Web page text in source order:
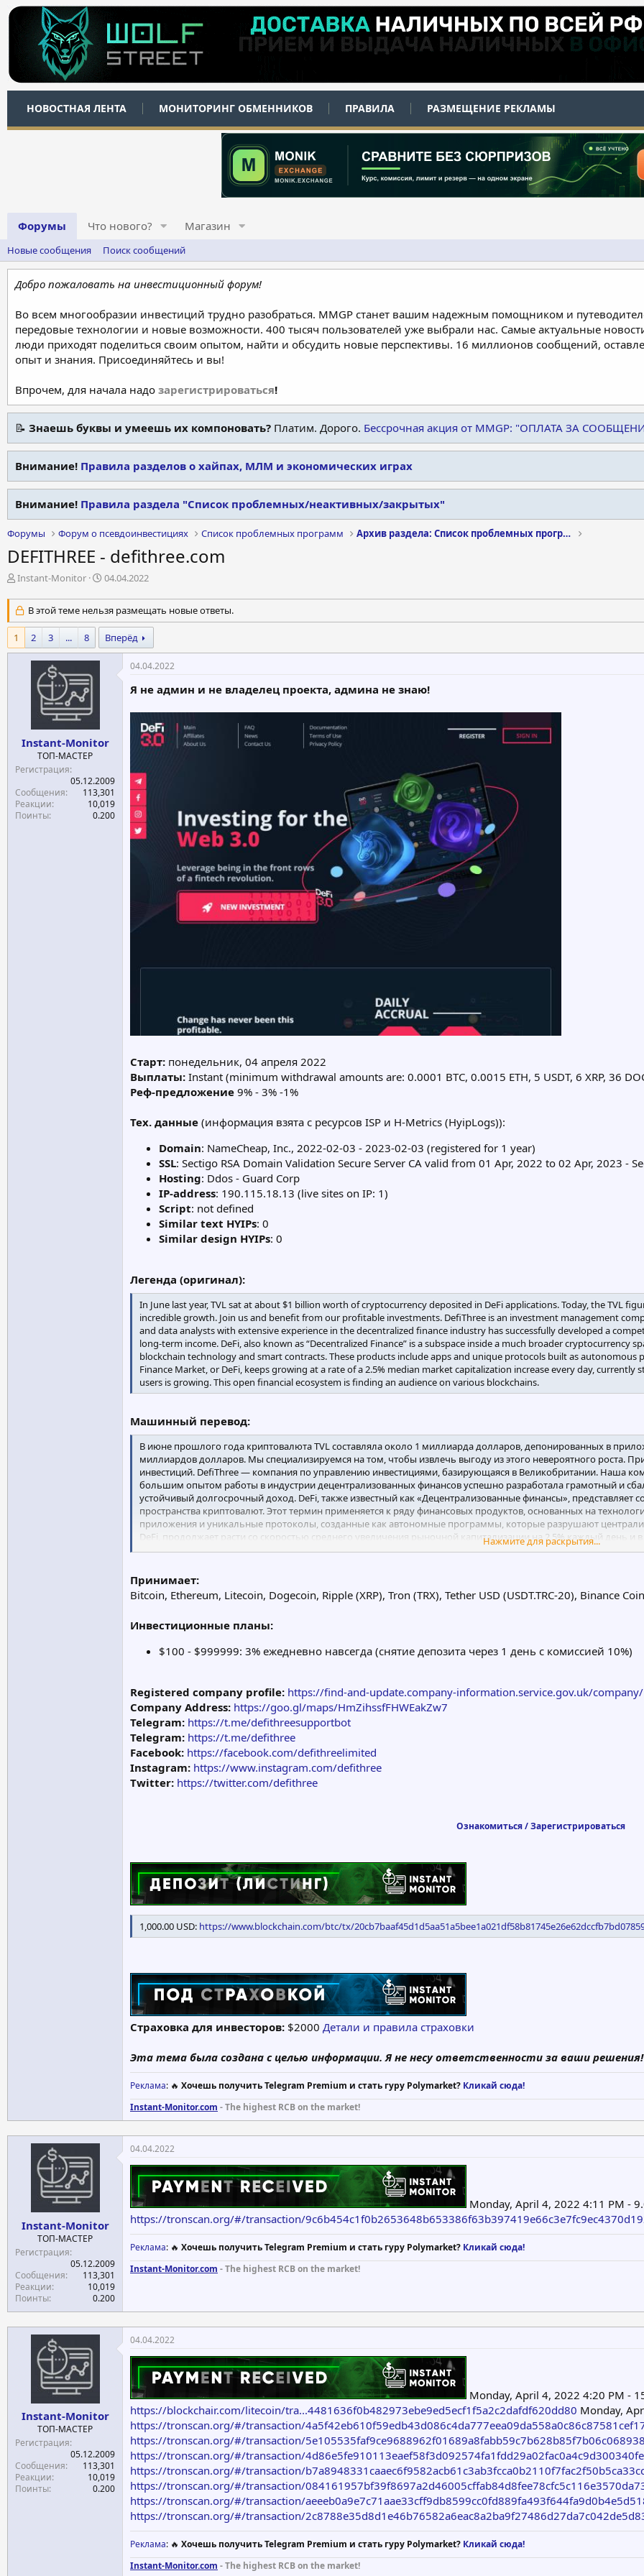
НОВОСТНАЯ ЛЕНТА МОНИТОРИНГ ОБМЕННИКОВ ПРАВИЛА РАЗМЕЩЕНИЕ РЕКЛАМЫ
Форумы Что нового? Магазин
Новые сообщения Поиск сообщений
Добро пожаловать на инвестиционный форум!
Во всем многообразии инвестиций трудно разобраться. MMGP станет вашим надежным помощником и
передовые технологии и новые возможности. 400 тысяч пользователей уже выбрали нас. Самые актуальные
люди приходят поделиться своим опытом, найти и обсудить новые перспективы. 16 миллионов сообщений,
опыт и знания. Присоединяйтесь и вы!
Впрочем, для начала надо зарегистрироваться!
📝 Знаешь буквы и умеешь их компоновать? Платим. Дорого. Бессрочная акция от MMGP: "ОПЛАТА ЗА
Внимание! Правила разделов о хайпах, МЛМ и экономических играх
Внимание! Правила раздела "Список проблемных/неактивных/закрытых"
Форумы Форум о псевдоинвестициях Список проблемных программ Архив раздела: Список проблемных программ
DEFITHREE - defithree.com
А
т
о
р
т
е
Instant-Monitor
Д
т
а
н
а
ч
04.04.2022
В этой теме нельзя размещать новые ответы.
1 2 3 ... 8 Вперёд
Instant-Monitor
ТОП-МАСТЕР
Регистрация
05.12.2009
Сообщения
113,301
Реакции
10,019
Поинты
0.200
04.04.2022
Я не админ и не владелец проекта, админа не знаю!
Старт: понедельник, 04 апреля 2022
Выплаты: Instant (minimum withdrawal amounts are: 0.0001 BTC, 0.0015 ETH, 5 USDT, 6 XRP, 36
Реф-предложение 9% - 3% -1%
Тех. данные (информация взята с ресурсов ISP и H-Metrics (HyipLogs)):
Domain: NameCheap, Inc., 2022-02-03 - 2023-02-03 (registered for 1 year)
SSL: Sectigo RSA Domain Validation Secure Server CA valid from 01 Apr, 2022 to 02 Apr, 2023 -
Hosting: Ddos - Guard Corp
IP-address: 190.115.18.13 (live sites on IP: 1)
Script: not defined
Similar text HYIPs: 0
Similar design HYIPs: 0
Легенда (оригинал):
In June last year, TVL sat at about $1 billion worth of cryptocurrency deposited in DeFi applications. Today, the TVL
incredible growth. Join us and benefit from our profitable investments. DefiThree is an investment management
and data analysts with extensive experience in the decentralized finance industry has successfully developed a
long-term income. DeFi, also known as “Decentralized Finance” is a subspace inside a much broader cryptocurrency
blockchain technology and smart contracts. These products include apps and unique protocols built as
Finance Market, or DeFi, keeps growing at a rate of a 2.5% median market capitalization increase every day,
users is growing. This open financial ecosystem is finding an audience on various blockchains.
Машинный перевод:
В июне прошлого года криптовалюта TVL составляла около 1 миллиарда долларов, депонированных в
миллиардов долларов. Мы специализируемся на том, чтобы извлечь выгоду из этого невероятного роста.
инвестиций. DefiThree — компания по управлению инвестициями, базирующаяся в Великобритании. Наша
большим опытом работы в индустрии децентрализованных финансов успешно разработала грамотный и
устойчивый долгосрочный доход. DeFi, также известный как «Децентрализованные финансы», представляет
пространства криптовалют. Этот термин применяется к ряду финансовых продуктов, основанных на
приложения и уникальные протоколы, созданные как автономные программы, которые разрушают
DeFi, продолжает расти со скоростью среднего увеличения рыночной капитализации на 2,5% каждый день
каждым днем количество пользователей DeFi растет. Эта открытая финансовая экосистема находит
Нажмите для раскрытия...
Принимает:
Bitcoin, Ethereum, Litecoin, Dogecoin, Ripple (XRP), Tron (TRX), Tether USD (USDT.TRC-20), Binance
Инвестиционные планы:
$100 - $999999: 3% ежедневно навсегда (снятие депозита через 1 день с комиссией 10%)
Registered company profile: https://find-and-update.company-information.service.gov.uk/
Company Address: https://goo.gl/maps/HmZihssfFHWEakZw7
Telegram: https://t.me/defithreesupportbot
Telegram: https://t.me/defithree
Facebook: https://facebook.com/defithreelimited
Instagram: https://www.instagram.com/defithree
Twitter: https://twitter.com/defithree
Ознакомиться / Зарегистрироваться
1,000.00 USD: https://www.blockchain.com/btc/tx/
Cтраховка для инвесторов: $2000 Детали и правила страховки
Эта тема была создана с целью информации. Я не несу ответственности за ваши решения!
Реклама: 🔥 Хочешь получить Telegram Premium и стать гуру Polymarket? Кликай сюда!
Instant-Monitor.com - The highest RCB on the market!
Instant-Monitor
ТОП-МАСТЕР
Регистрация
05.12.2009
Сообщения
113,301
Реакции
10,019
Поинты
0.200
04.04.2022
Monday, April 4, 2022 4:11 PM -
https://tronscan.org/#/transaction/
Реклама: 🔥 Хочешь получить Telegram Premium и стать гуру Polymarket? Кликай сюда!
Instant-Monitor.com - The highest RCB on the market!
Instant-Monitor
ТОП-МАСТЕР
Регистрация
05.12.2009
Сообщения
113,301
Реакции
10,019
Поинты
0.200
04.04.2022
Monday, April 4, 2022 4:20 PM -
https://blockchair.com/litecoin/tra...4481636f0b482973ebe9ed5ecf1f5a2c2dafdf620dd80 Monday,
https://tronscan.org/#/transaction/
https://tronscan.org/#/transaction/
https://tronscan.org/#/transaction/
https://tronscan.org/#/transaction/
https://tronscan.org/#/transaction/
https://tronscan.org/#/transaction/
https://tronscan.org/#/transaction/
Реклама: 🔥 Хочешь получить Telegram Premium и стать гуру Polymarket? Кликай сюда!
Instant-Monitor.com - The highest RCB on the market!